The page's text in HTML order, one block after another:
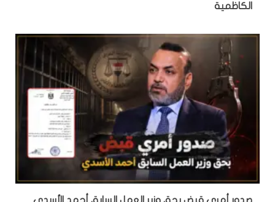
الكاظمية
صدور أمري قبض بحق وزير العمل السابق أحمد الأسدي